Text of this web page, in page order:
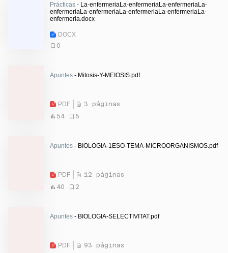
Prácticas - La-enfermeriaLa-enfermeriaLa-enfermeriaLa-
enfermeriaLa-enfermeriaLa-enfermeriaLa-enfermeriaLa-
enfermeria.docx
DOCX
0
Apuntes - Mitosis-Y-MEIOSIS.pdf
PDF
3 páginas
54
5
Apuntes - BIOLOGIA-1ESO-TEMA-MICROORGANISMOS.pdf
PDF
12 páginas
40
2
Apuntes - BIOLOGIA-SELECTIVITAT.pdf
PDF
93 páginas